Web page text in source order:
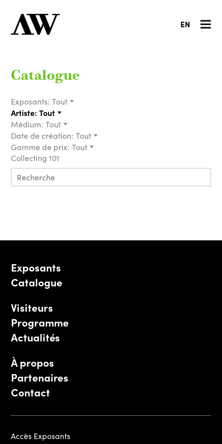
EN
Catalogue
Exposants: Tout
Artiste: Tout
Médium: Tout
Date de création: Tout
Gamme de prix: Tout
Collecting 101
Exposants
Catalogue
Visiteurs
Programme
Actualités
À propos
Partenaires
Contact
Accès Exposants